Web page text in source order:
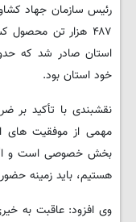
رئیس سازمان جهاد
خود استان بود.
نقشبندی با تأکید بر
مهمی از موفقیت های
بخش خصوصی است و اگر
هستیم، باید زمینه
وی افزود: عاقبت به